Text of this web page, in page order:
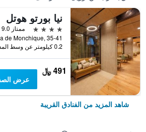
نيا بورتو هوتل
4 نجوم
ممتاز 9.0
0.2 كيلومتر عن وسط المدينة
491 ﷼
عرض
شاهد المزيد من الفنادق القريبة